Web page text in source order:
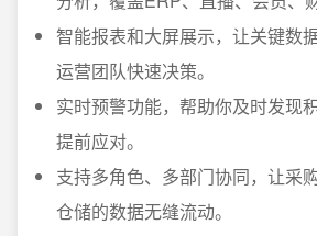
智能报表和大屏展示，让关键数
运营团队快速决策。
实时预警功能，帮助你及时发现
提前应对。
支持多角色、多部门协同，让采
仓储的数据无缝流动。